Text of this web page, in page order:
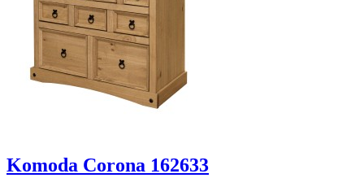
Komoda Corona 162633